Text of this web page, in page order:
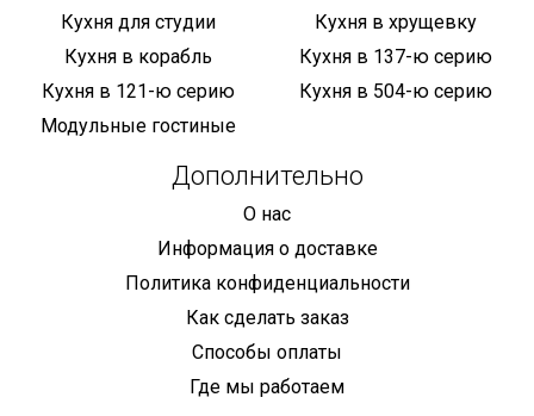
Кухня для студии
Кухня в хрущевку
Кухня в корабль
Кухня в 137-ю серию
Кухня в 121-ю серию
Кухня в 504-ю серию
Модульные гостиные
Дополнительно
О нас
Информация о доставке
Политика конфиденциальности
Как сделать заказ
Способы оплаты
Где мы работаем